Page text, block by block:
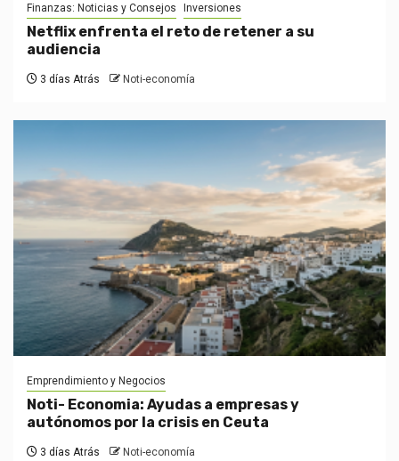
Finanzas: Noticias y Consejos
Inversiones
Netflix enfrenta el reto de retener a su
audiencia
3 días Atrás Noti-economía
Emprendimiento y Negocios
Noti- Economia: Ayudas a empresas y
autónomos por la crisis en Ceuta
3 días Atrás Noti-economía